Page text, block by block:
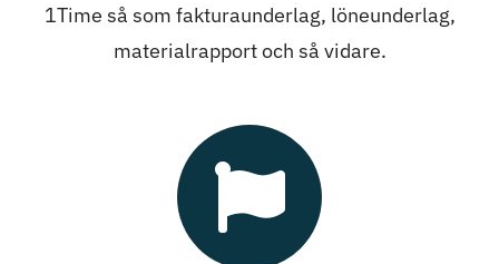
1Time så som fakturaunderlag, löneunderlag,
materialrapport och så vidare.